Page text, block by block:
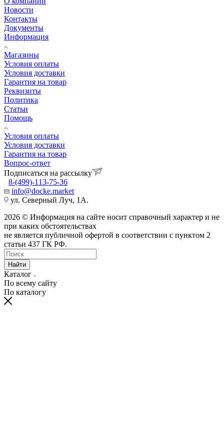
Новости
Контакты
Документы
Информация
Магазины
Условия оплаты
Условия доставки
Гарантия на товар
Реквизиты
Политика
Статьи
Помощь
Условия оплаты
Условия доставки
Гарантия на товар
Вопрос-ответ
Подписаться на рассылку
8-(499)-113-75-36
info@docke.market
ул. Северный Луч, 1А.
2026 © Информация на сайте носит справочный характер и не
при каких обстоятельствах
не является публичной офертой в соответствии с пунктом 2
статьи 437 ГК РФ.
Найти
Каталог
По всему сайту
По каталогу